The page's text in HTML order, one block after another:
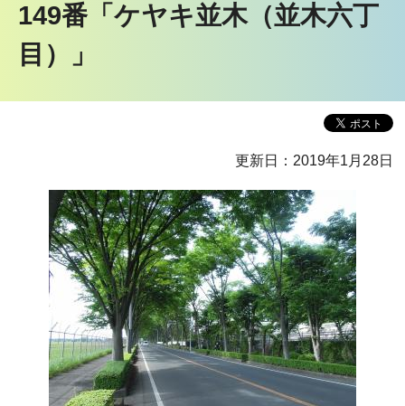
149番「ケヤキ並木（並木六丁
目）」
更新日：2019年1月28日